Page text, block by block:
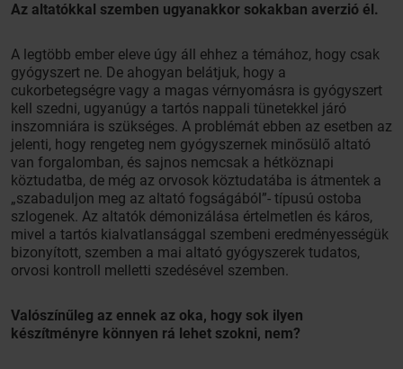
Az altatókkal szemben ugyanakkor sokakban averzió él.
A legtöbb ember eleve úgy áll ehhez a témához, hogy csak
gyógyszert ne. De ahogyan belátjuk, hogy a
cukorbetegségre vagy a magas vérnyomásra is gyógyszert
kell szedni, ugyanúgy a tartós nappali tünetekkel járó
inszomniára is szükséges. A problémát ebben az esetben az
jelenti, hogy rengeteg nem gyógyszernek minősülő altató
van forgalomban, és sajnos nemcsak a hétköznapi
köztudatba, de még az orvosok köztudatába is átmentek a
„szabaduljon meg az altató fogságából”- típusú ostoba
szlogenek. Az altatók démonizálása értelmetlen és káros,
mivel a tartós kialvatlansággal szembeni eredményességük
bizonyított, szemben a mai altató gyógyszerek tudatos,
orvosi kontroll melletti szedésével szemben.
Valószínűleg az ennek az oka, hogy sok ilyen
készítményre könnyen rá lehet szokni, nem?